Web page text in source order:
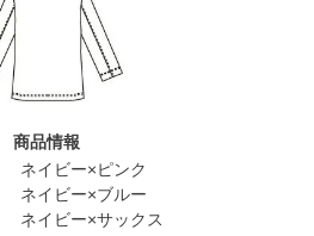
商品情報
ネイビー×ピンク
ネイビー×ブルー
ネイビー×サックス